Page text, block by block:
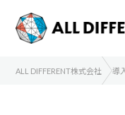
ALL DIFFERENT株式会社 導